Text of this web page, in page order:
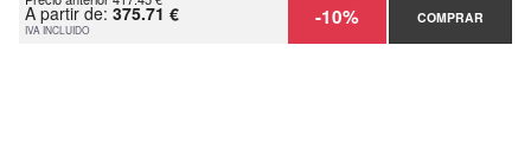
A partir de: 375.71 €
IVA INCLUIDO -10% COMPRAR